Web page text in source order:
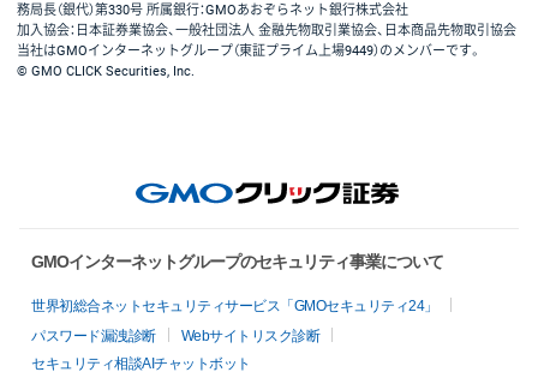
務局長（銀代）第330号 所属銀行：GMOあおぞらネット銀行株式会社
加入協会：日本証券業協会、一般社団法人 金融先物取引業協会、日本商品先物取引協会
当社はGMOインターネットグループ（東証プライム上場9449）のメンバーです。
© GMO CLICK Securities, Inc.
GMOインターネットグループのセキュリティ事業について
世界初総合ネットセキュリティサービス「GMOセキュリティ24」
パスワード漏洩診断
Webサイトリスク診断
セキュリティ相談AIチャットボット